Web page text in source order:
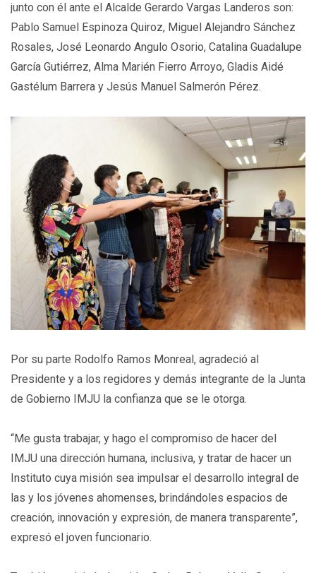
junto con él ante el Alcalde Gerardo Vargas Landeros son:
Pablo Samuel Espinoza Quiroz, Miguel Alejandro Sánchez
Rosales, José Leonardo Angulo Osorio, Catalina Guadalupe
García Gutiérrez, Alma Marién Fierro Arroyo, Gladis Aidé
Gastélum Barrera y Jesús Manuel Salmerón Pérez.
Por su parte Rodolfo Ramos Monreal, agradeció al
Presidente y a los regidores y demás integrante de la Junta
de Gobierno IMJU la confianza que se le otorga.
“Me gusta trabajar, y hago el compromiso de hacer del
IMJU una dirección humana, inclusiva, y tratar de hacer un
Instituto cuya misión sea impulsar el desarrollo integral de
las y los jóvenes ahomenses, brindándoles espacios de
creación, innovación y expresión, de manera transparente”,
expresó el joven funcionario.